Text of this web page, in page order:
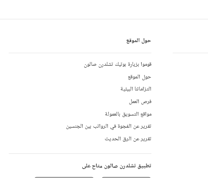
حول الموقع
قوموا بزيارة بوتيك تشلدرن صالون
حول الموقع
التزاماتنا البيئية
فرص العمل
مواقع التسويق بالعمولة
تقرير عن الفجوة في الرواتب بين الجنسين
تقرير عن الرق الحديث
تطبيق تشلدرن صالون متاح على